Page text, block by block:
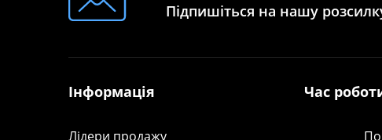
Підпишіться на нашу
Інформація
Лідери продажу
Час